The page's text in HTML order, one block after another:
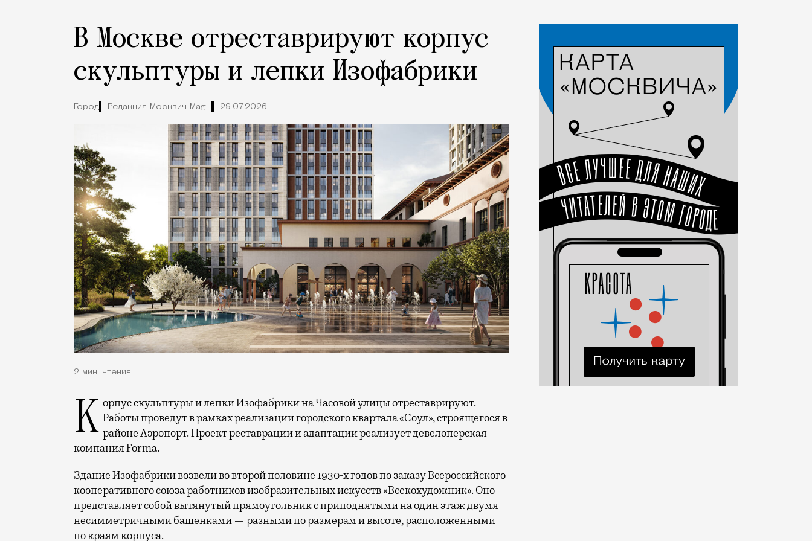
В Москве отреставрируют корпус
скульптуры и лепки Изофабрики
Город Редакция Москвич Mag 29.07.2026
2 мин. чтения
Корпус скульптуры и лепки Изофабрики на Часовой улицы отреставрируют. Работы проведут в рамках реализации городского квартала «Соул», строящегося в
районе Аэропорт. Проект реставрации и адаптации реализует девелоперская
компания Forma.
Здание Изофабрики возвели во второй половине 1930-х годов по заказу Всероссийского
кооперативного союза работников изобразительных искусств «Всекохудожник». Оно
представляет собой вытянутый прямоугольник с приподнятыми на один этаж двумя
несимметричными башенками — разными по размерам и высоте, расположенными
по краям корпуса.